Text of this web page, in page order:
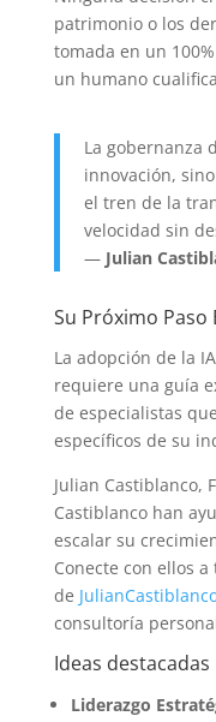
patrimonio o los
tomada en un
un humano
La gobernanza
innovación,
el tren de la
velocidad sin
— Julian
Su Próximo Paso
La adopción de la
requiere una guía
de especialistas
específicos de su
Julian Castiblanco,
Castiblanco han
escalar su
Conecte con ellos a
de
consultoría
Ideas destacadas
Liderazgo